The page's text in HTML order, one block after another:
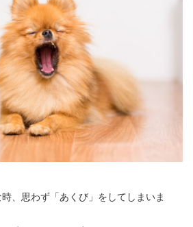
、思わず「あくび」をしてしまいま